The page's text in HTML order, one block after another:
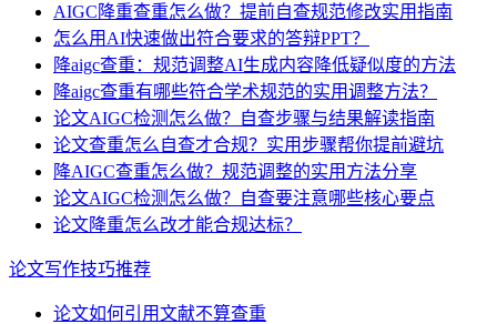
AIGC降重查重怎么做？提前自查规范修改实用指南
怎么用AI快速做出符合要求的答辩PPT？
降aigc查重：规范调整AI生成内容降低疑似度的方法
降aigc查重有哪些符合学术规范的实用调整方法？
论文AIGC检测怎么做？自查步骤与结果解读指南
论文查重怎么自查才合规？实用步骤帮你提前避坑
降AIGC查重怎么做？规范调整的实用方法分享
论文AIGC检测怎么做？自查要注意哪些核心要点
论文降重怎么改才能合规达标？
论文写作技巧推荐
论文如何引用文献不算查重